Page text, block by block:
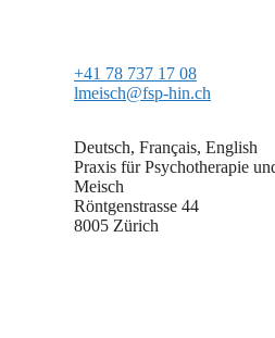
+41 78 737 17 08
lmeisch@fsp-hin.ch
Deutsch, Français, English
Praxis für Psychotherapie
Meisch
Röntgenstrasse 44
8005 Zürich